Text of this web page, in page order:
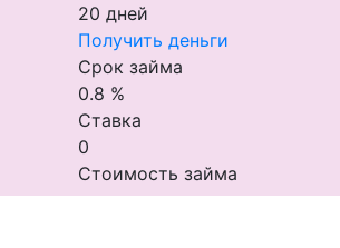
20 дней
Получить деньги
Срок займа
0.8 %
Ставка
0
Стоимость займа